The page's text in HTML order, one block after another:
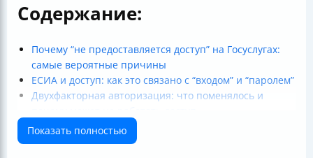
Содержание:
Почему “не предоставляется доступ” на Госуслугах:
самые вероятные причины
ЕСИА и доступ: как это связано с “входом” и “паролем”
Двухфакторная авторизация: что поменялось и
Как быстро исправить проблему с входом на портал
Госуслуг
Показать полностью